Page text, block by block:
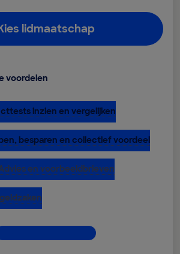
lidmaatschap
voordelen
inzien en vergelijken
besparen en collectief voordeel
en voorbeeldbrieven
krijg je allemaal